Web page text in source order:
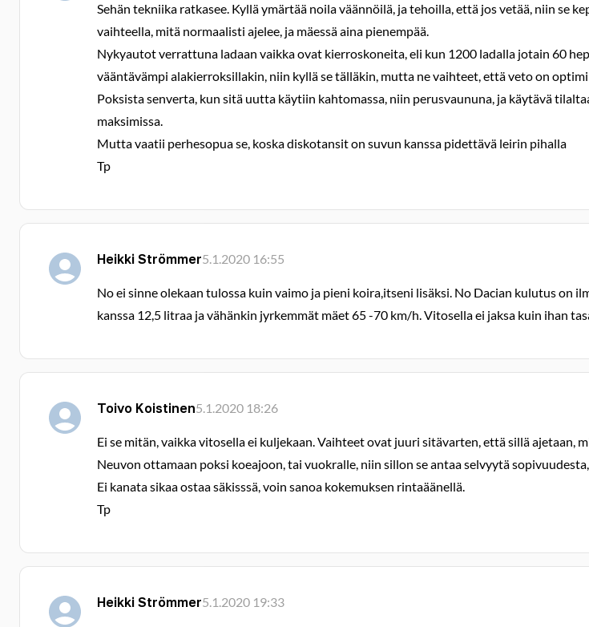
Sehän tekniika ratkasee. Kyllä ymärtää noila väännöilä, ja tehoilla, että jos vetää, niin se
vaihteella, mitä normaalisti ajelee, ja mäessä aina pienempää.
Nykyautot verrattuna ladaan vaikka ovat kierroskoneita, eli kun 1200 ladalla jotain 60
vääntävämpi alakierroksillakin, niin kyllä se tälläkin, mutta ne vaihteet, että veto on
Poksista senverta, kun sitä uutta käytiin kahtomassa, niin perusvaununa, ja käytävä
maksimissa.
Mutta vaatii perhesopua se, koska diskotansit on suvun kanssa pidettävä leirin pihalla
Tp
Heikki Strömmer5.1.2020 16:55
No ei sinne olekaan tulossa kuin vaimo ja pieni koira,itseni lisäksi. No Dacian kulutus on
kanssa 12,5 litraa ja vähänkin jyrkemmät mäet 65 -70 km/h. Vitosella ei jaksa kuin ihan
Toivo Koistinen5.1.2020 18:26
Ei se mitän, vaikka vitosella ei kuljekaan. Vaihteet ovat juuri sitävarten, että sillä ajetaan,
Neuvon ottamaan poksi koeajoon, tai vuokralle, niin sillon se antaa selvyytä
Ei kanata sikaa ostaa säkisssä, voin sanoa kokemuksen rintaäänellä.
Tp
Heikki Strömmer5.1.2020 19:33